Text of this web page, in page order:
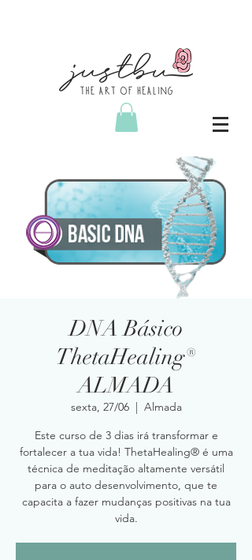
DNA Básico
ThetaHealing®
ALMADA
sexta, 27/06
  |
Almada
Este curso de 3 dias irá transformar e
fortalecer a tua vida! ThetaHealing® é uma
técnica de meditação altamente versátil
para o auto desenvolvimento, que te
capacita a fazer mudanças positivas na tua
vida.